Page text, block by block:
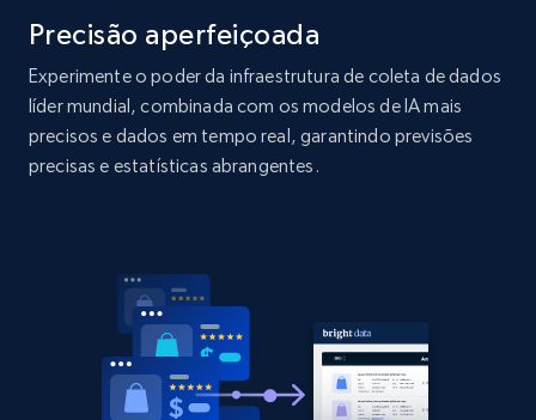
2.1K+ 375+ Comece agora
Amazon products global dataset - Collects
375+ Comece agora
Precisão aperfeiçoada
Experimente o poder da infraestrutura de coleta de dados
líder mundial, combinada com os modelos de IA mais
precisos e dados em tempo real, garantindo previsões
precisas e estatísticas abrangentes.